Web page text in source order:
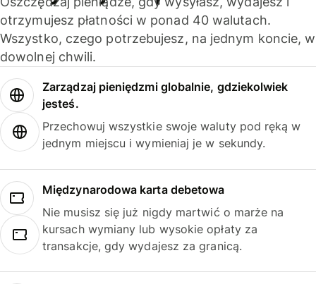
otrzymujesz płatności w ponad 40 walutach.
Wszystko, czego potrzebujesz, na jednym koncie, w
dowolnej chwili.
Zarządzaj pieniędzmi globalnie, gdziekolwiek
jesteś.
Przechowuj wszystkie swoje waluty pod ręką w
jednym miejscu i wymieniaj je w sekundy.
Międzynarodowa karta debetowa
Nie musisz się już nigdy martwić o marże na
kursach wymiany lub wysokie opłaty za
transakcje, gdy wydajesz za granicą.